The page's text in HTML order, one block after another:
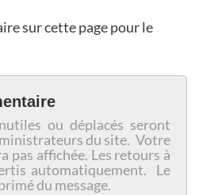
sur cette page pour le
ou déplacés seront
du site. Votre
pas affichée. Les retours à
automatiquement. Le
du message.